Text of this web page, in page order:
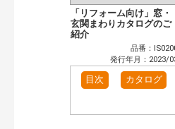
窓・シャッター（1）
イン
エクステリア（1）
タイ
水まわり（2）
水栓
ビル・マンション・店舗（1）
各種
「リフォーム向け」窓・
玄関まわりカタログのご
紹介
品番：
発行年月：2023/
目次 カタログ